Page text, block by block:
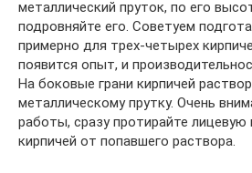
металлический пруток, по его
подровняйте его. Советуем
примерно для трех-четырех
появится опыт, и
На боковые грани кирпичей
металлическому прутку. Очень
работы, сразу протирайте лицевую
кирпичей от попавшего раствора.